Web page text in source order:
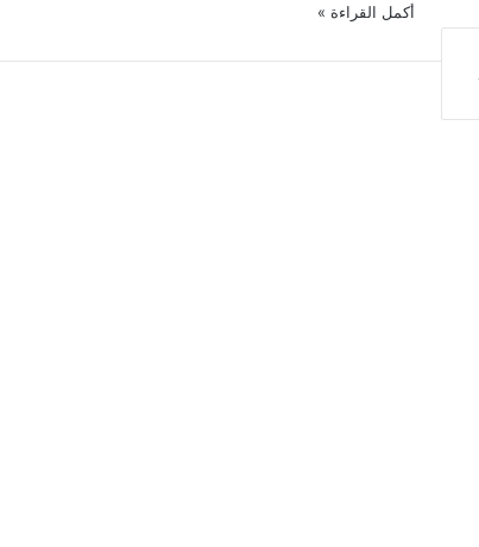
أكمل القراءة »